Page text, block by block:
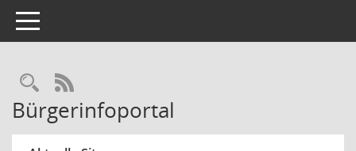
Toggle navigation
Rechercheauswahl
RSS-Feed
Bürgerinfoportal